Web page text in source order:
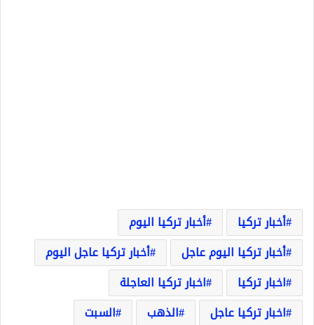
أخبار تركيا
أخبار تركيا اليوم
أخبار تركيا اليوم عاجل
أخبار تركيا عاجل اليوم
اخبار تركيا
اخبار تركيا العاجلة
اخبار تركيا عاجل
الذهب
السبت